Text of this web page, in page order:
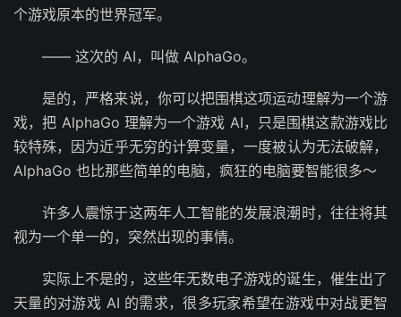
个游戏原本的世界冠军。
—— 这次的 AI，叫做 AlphaGo。
是的，严格来说，你可以把围棋这项运动理解为一个游
戏，把 AlphaGo 理解为一个游戏 AI，只是围棋这款游戏比
较特殊，因为近乎无穷的计算变量，一度被认为无法破解，
AlphaGo 也比那些简单的电脑，疯狂的电脑要智能很多～
许多人震惊于这两年人工智能的发展浪潮时，往往将其
视为一个单一的，突然出现的事情。
实际上不是的，这些年无数电子游戏的诞生，催生出了
天量的对游戏 AI 的需求，很多玩家希望在游戏中对战更智